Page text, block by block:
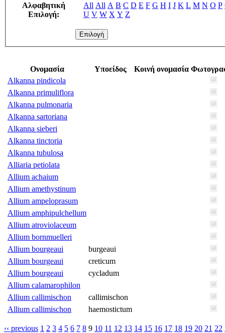
Αλφαβητική
Επιλογή:
All All A B C D E F G H I J K L M N O P
U V W X Y Z
Ονομασία Υποείδος Κοινή ονομασία
Alkanna pindicola
Alkanna primuliflora
Alkanna pulmonaria
Alkanna sartoriana
Alkanna sieberi
Alkanna tinctoria
Alkanna tubulosa
Alliaria petiolata
Allium achaium
Allium amethystinum
Allium ampeloprasum
Allium amphipulchellum
Allium atroviolaceum
Allium bornmuelleri
Allium bourgeaui
burgeaui
Allium bourgeaui
creticum
Allium bourgeaui
cycladum
Allium calamarophilon
Allium callimischon
callimischon
Allium callimischon
haemostictum
‹‹ previous 1 2 3 4 5 6 7 8 9 10 11 12 13 14 15 16 17 18 19 20 21 22